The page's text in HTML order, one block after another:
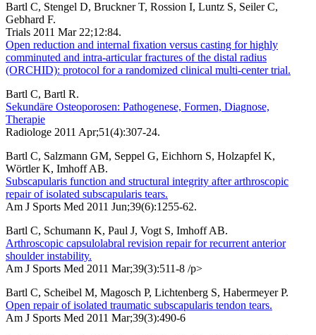
Bartl C, Stengel D, Bruckner T, Rossion I, Luntz S, Seiler C,
Gebhard F.
Trials 2011 Mar 22;12:84.
Open reduction and internal fixation versus casting for highly
comminuted and intra-articular fractures of the distal radius
(ORCHID): protocol for a randomized clinical multi-center trial.
Bartl C, Bartl R.
Sekundäre Osteoporosen: Pathogenese, Formen, Diagnose,
Therapie
Radiologe 2011 Apr;51(4):307-24.
Bartl C, Salzmann GM, Seppel G, Eichhorn S, Holzapfel K,
Wörtler K, Imhoff AB.
Subscapularis function and structural integrity after arthroscopic
repair of isolated subscapularis tears.
Am J Sports Med 2011 Jun;39(6):1255-62.
Bartl C, Schumann K, Paul J, Vogt S, Imhoff AB.
Arthroscopic capsulolabral revision repair for recurrent anterior
shoulder instability.
Am J Sports Med 2011 Mar;39(3):511-8 /p>
Bartl C, Scheibel M, Magosch P, Lichtenberg S, Habermeyer P.
Open repair of isolated traumatic subscapularis tendon tears.
Am J Sports Med 2011 Mar;39(3):490-6